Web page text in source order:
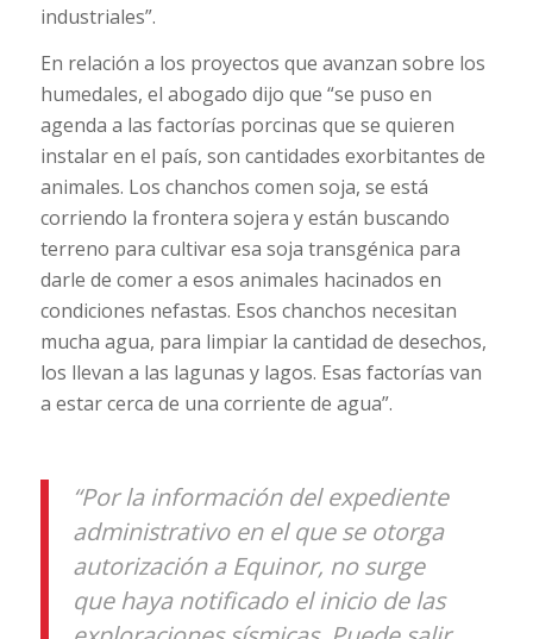
industriales”.
En relación a los proyectos que avanzan sobre los
humedales, el abogado dijo que “se puso en
agenda a las factorías porcinas que se quieren
instalar en el país, son cantidades exorbitantes de
animales. Los chanchos comen soja, se está
corriendo la frontera sojera y están buscando
terreno para cultivar esa soja transgénica para
darle de comer a esos animales hacinados en
condiciones nefastas. Esos chanchos necesitan
mucha agua, para limpiar la cantidad de desechos,
los llevan a las lagunas y lagos. Esas factorías van
a estar cerca de una corriente de agua”.
“Por la información del expediente
administrativo en el que se otorga
autorización a Equinor, no surge
que haya notificado el inicio de las